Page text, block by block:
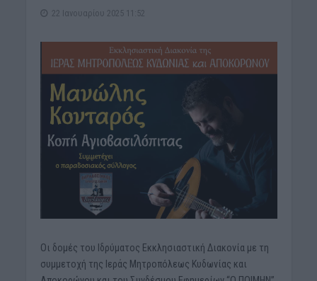
22 Ιανουαρίου 2025 11:52
Οι δομές του Ιδρύματος Εκκλησιαστική Διακονία με τη
συμμετοχή της Ιεράς Μητροπόλεως Κυδωνίας και